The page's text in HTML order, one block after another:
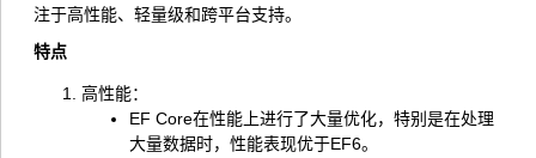
注于高性能、轻量级和跨平台支持。
特点
高性能：
EF Core在性能上进行了大量优化，特别是在处理
大量数据时，性能表现优于EF6。